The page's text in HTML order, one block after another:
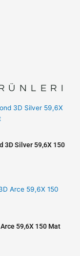
3D Silver 59,6X 150
59,6X 150 Mat